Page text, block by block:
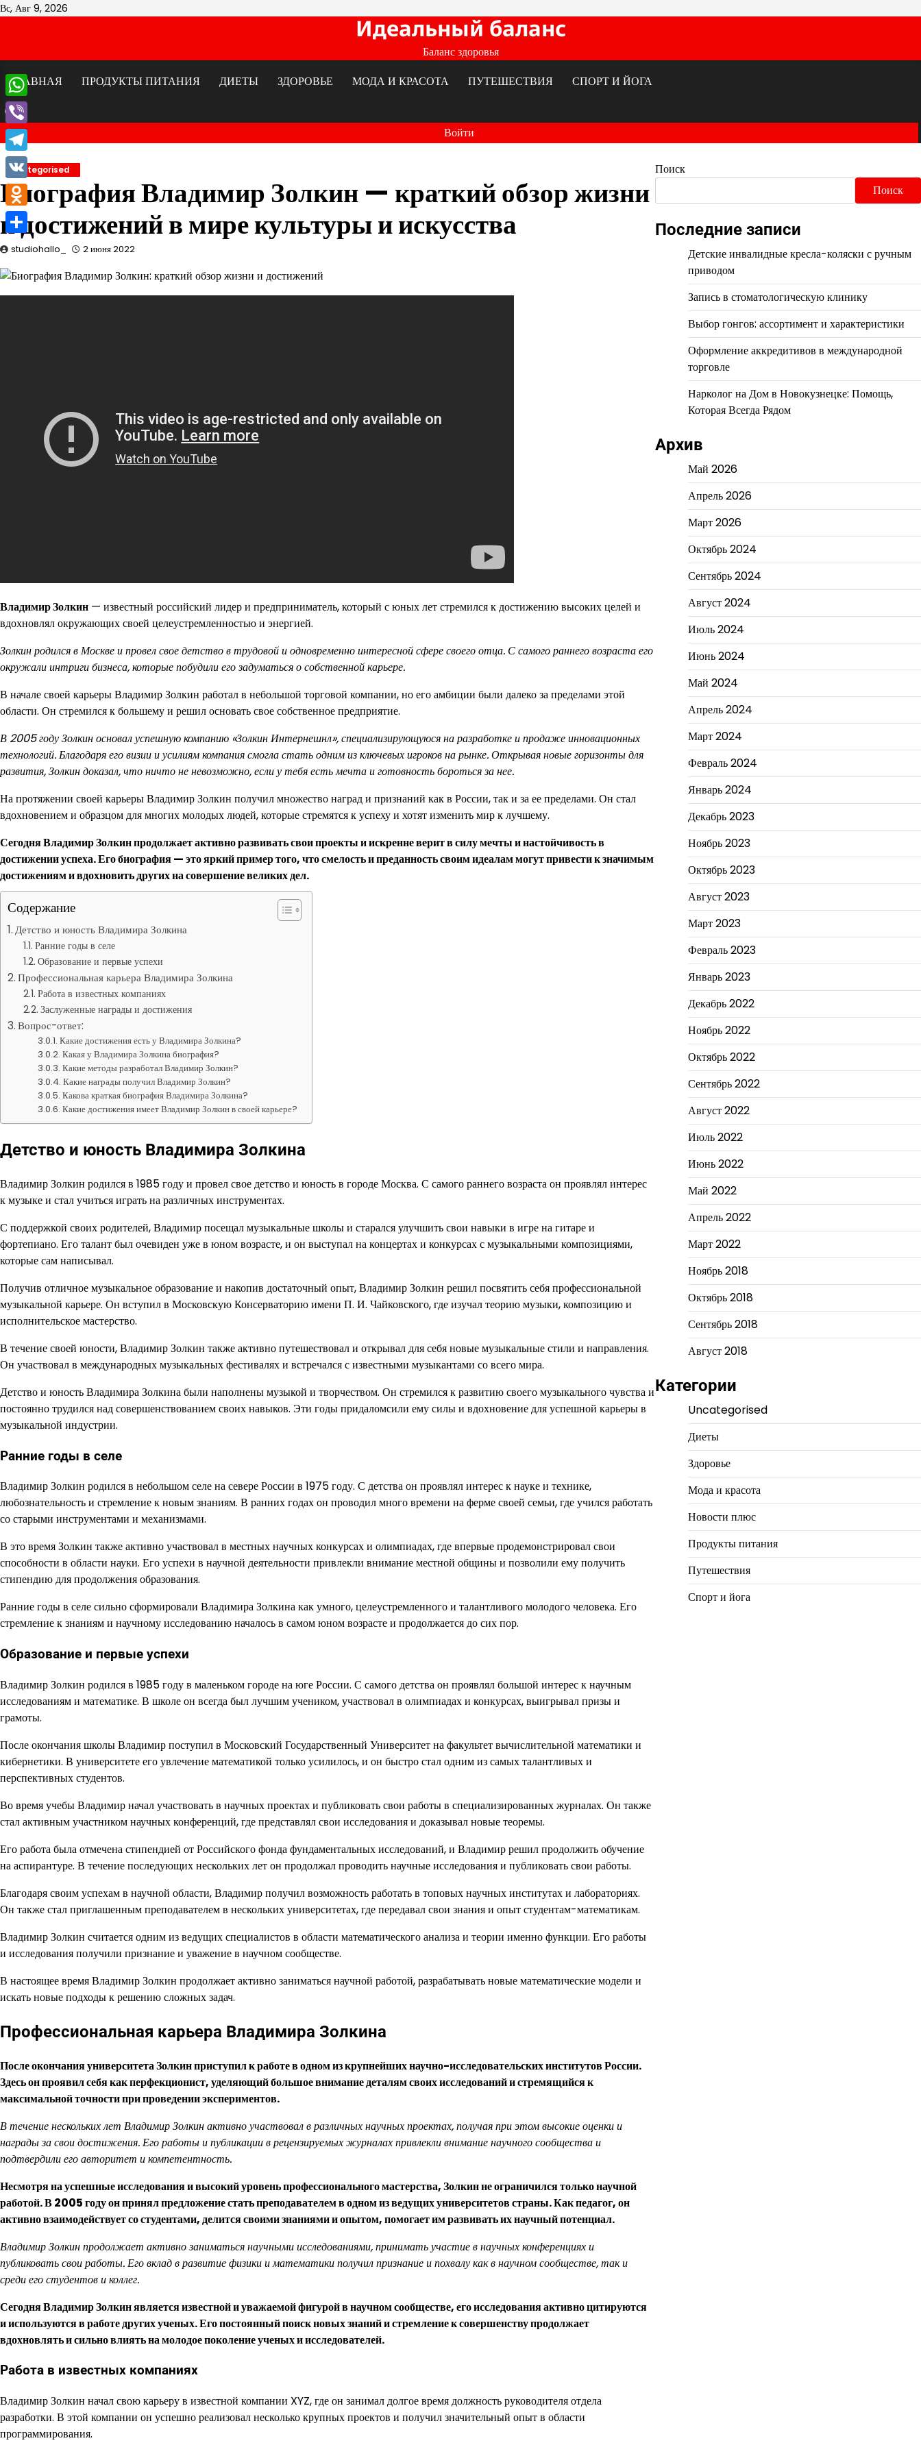
Перейти
Вс, Авг 9, 2026
Идеальный баланс
Баланс здоровья
ГЛАВНАЯ
ПРОДУКТЫ ПИТАНИЯ ДИЕТЫ ЗДОРОВЬЕ МОДА И КРАСОТА ПУТЕШЕСТВИЯ СПОРТ И ЙОГА
Войти
Uncategorised
Биография Владимир Золкин — краткий обзор жизни
и достижений в мире культуры и искусства
studiohallo_ 2 июня 2022
Владимир Золкин — известный российский лидер и предприниматель, который с юных лет стремился к достижению высоких целей и
вдохновлял окружающих своей целеустремленностью и энергией.
Золкин родился в Москве и провел свое детство в трудовой и одновременно интересной сфере своего отца. С самого раннего возраста его
окружали интриги бизнеса, которые побудили его задуматься о собственной карьере.
В начале своей карьеры Владимир Золкин работал в небольшой торговой компании, но его амбиции были далеко за пределами этой
области. Он стремился к большему и решил основать свое собственное предприятие.
В 2005 году Золкин основал успешную компанию «Золкин Интернешнл», специализирующуюся на разработке и продаже инновационных
технологий. Благодаря его визии и усилиям компания смогла стать одним из ключевых игроков на рынке. Открывая новые горизонты для
развития, Золкин доказал, что ничто не невозможно, если у тебя есть мечта и готовность бороться за нее.
На протяжении своей карьеры Владимир Золкин получил множество наград и признаний как в России, так и за ее пределами. Он стал
вдохновением и образцом для многих молодых людей, которые стремятся к успеху и хотят изменить мир к лучшему.
Сегодня Владимир Золкин продолжает активно развивать свои проекты и искренне верит в силу мечты и настойчивость в
достижении успеха. Его биография — это яркий пример того, что смелость и преданность своим идеалам могут привести к значимым
достижениям и вдохновить других на совершение великих дел.
Содержание
Детство и юность Владимира Золкина
Ранние годы в селе
Образование и первые успехи
Профессиональная карьера Владимира Золкина
Работа в известных компаниях
Заслуженные награды и достижения
Вопрос-ответ:
Какие достижения есть у Владимира Золкина?
Какая у Владимира Золкина биография?
Какие методы разработал Владимир Золкин?
Какие награды получил Владимир Золкин?
Какова краткая биография Владимира Золкина?
Какие достижения имеет Владимир Золкин в своей карьере?
Детство и юность Владимира Золкина
Владимир Золкин родился в 1985 году и провел свое детство и юность в городе Москва. С самого раннего возраста он проявлял интерес
к музыке и стал учиться играть на различных инструментах.
С поддержкой своих родителей, Владимир посещал музыкальные школы и старался улучшить свои навыки в игре на гитаре и
фортепиано. Его талант был очевиден уже в юном возрасте, и он выступал на концертах и конкурсах с музыкальными композициями,
которые сам написывал.
Получив отличное музыкальное образование и накопив достаточный опыт, Владимир Золкин решил посвятить себя профессиональной
музыкальной карьере. Он вступил в Московскую Консерваторию имени П. И. Чайковского, где изучал теорию музыки, композицию и
исполнительское мастерство.
В течение своей юности, Владимир Золкин также активно путешествовал и открывал для себя новые музыкальные стили и направления.
Он участвовал в международных музыкальных фестивалях и встречался с известными музыкантами со всего мира.
Детство и юность Владимира Золкина были наполнены музыкой и творчеством. Он стремился к развитию своего музыкального чувства и
постоянно трудился над совершенствованием своих навыков. Эти годы придаломсили ему силы и вдохновение для успешной карьеры в
музыкальной индустрии.
Ранние годы в селе
Владимир Золкин родился в небольшом селе на севере России в 1975 году. С детства он проявлял интерес к науке и технике,
любознательность и стремление к новым знаниям. В ранних годах он проводил много времени на ферме своей семьи, где учился работать
со старыми инструментами и механизмами.
В это время Золкин также активно участвовал в местных научных конкурсах и олимпиадах, где впервые продемонстрировал свои
способности в области науки. Его успехи в научной деятельности привлекли внимание местной общины и позволили ему получить
стипендию для продолжения образования.
Ранние годы в селе сильно сформировали Владимира Золкина как умного, целеустремленного и талантливого молодого человека. Его
стремление к знаниям и научному исследованию началось в самом юном возрасте и продолжается до сих пор.
Образование и первые успехи
Владимир Золкин родился в 1985 году в маленьком городе на юге России. С самого детства он проявлял большой интерес к научным
исследованиям и математике. В школе он всегда был лучшим учеником, участвовал в олимпиадах и конкурсах, выигрывал призы и
грамоты.
После окончания школы Владимир поступил в Московский Государственный Университет на факультет вычислительной математики и
кибернетики. В университете его увлечение математикой только усилилось, и он быстро стал одним из самых талантливых и
перспективных студентов.
Во время учебы Владимир начал участвовать в научных проектах и публиковать свои работы в специализированных журналах. Он также
стал активным участником научных конференций, где представлял свои исследования и доказывал новые теоремы.
Его работа была отмечена стипендией от Российского фонда фундаментальных исследований, и Владимир решил продолжить обучение
на аспирантуре. В течение последующих нескольких лет он продолжал проводить научные исследования и публиковать свои работы.
Благодаря своим успехам в научной области, Владимир получил возможность работать в топовых научных институтах и лабораториях.
Он также стал приглашенным преподавателем в нескольких университетах, где передавал свои знания и опыт студентам-математикам.
Владимир Золкин считается одним из ведущих специалистов в области математического анализа и теории именно функции. Его работы
и исследования получили признание и уважение в научном сообществе.
В настоящее время Владимир Золкин продолжает активно заниматься научной работой, разрабатывать новые математические модели и
искать новые подходы к решению сложных задач.
Профессиональная карьера Владимира Золкина
После окончания университета Золкин приступил к работе в одном из крупнейших научно-исследовательских институтов России.
Здесь он проявил себя как перфекционист, уделяющий большое внимание деталям своих исследований и стремящийся к
максимальной точности при проведении экспериментов.
В течение нескольких лет Владимир Золкин активно участвовал в различных научных проектах, получая при этом высокие оценки и
награды за свои достижения. Его работы и публикации в рецензируемых журналах привлекли внимание научного сообщества и
подтвердили его авторитет и компетентность.
Несмотря на успешные исследования и высокий уровень профессионального мастерства, Золкин не ограничился только научной
работой. В 2005 году он принял предложение стать преподавателем в одном из ведущих университетов страны. Как педагог, он
активно взаимодействует со студентами, делится своими знаниями и опытом, помогает им развивать их научный потенциал.
Владимир Золкин продолжает активно заниматься научными исследованиями, принимать участие в научных конференциях и
публиковать свои работы. Его вклад в развитие физики и математики получил признание и похвалу как в научном сообществе, так и
среди его студентов и коллег.
Сегодня Владимир Золкин является известной и уважаемой фигурой в научном сообществе, его исследования активно цитируются
и используются в работе других ученых. Его постоянный поиск новых знаний и стремление к совершенству продолжает
вдохновлять и сильно влиять на молодое поколение ученых и исследователей.
Работа в известных компаниях
Владимир Золкин начал свою карьеру в известной компании XYZ, где он занимал долгое время должность руководителя отдела
разработки. В этой компании он успешно реализовал несколько крупных проектов и получил значительный опыт в области
программирования.
Поиск
Поиск
Последние записи
Детские инвалидные кресла-коляски с ручным
приводом
Запись в стоматологическую клинику
Выбор гонгов: ассортимент и характеристики
Оформление аккредитивов в международной
торговле
Нарколог на Дом в Новокузнецке: Помощь,
Которая Всегда Рядом
Архив
Май 2026
Апрель 2026
Март 2026
Октябрь 2024
Сентябрь 2024
Август 2024
Июль 2024
Июнь 2024
Май 2024
Апрель 2024
Март 2024
Февраль 2024
Январь 2024
Декабрь 2023
Ноябрь 2023
Октябрь 2023
Август 2023
Март 2023
Февраль 2023
Январь 2023
Декабрь 2022
Ноябрь 2022
Октябрь 2022
Сентябрь 2022
Август 2022
Июль 2022
Июнь 2022
Май 2022
Апрель 2022
Март 2022
Ноябрь 2018
Октябрь 2018
Сентябрь 2018
Август 2018
Категории
Uncategorised
Диеты
Здоровье
Мода и красота
Новости плюс
Продукты питания
Путешествия
Спорт и йога
WhatsApp
Viber
Telegram
VK
Odnoklassniki
Отправить